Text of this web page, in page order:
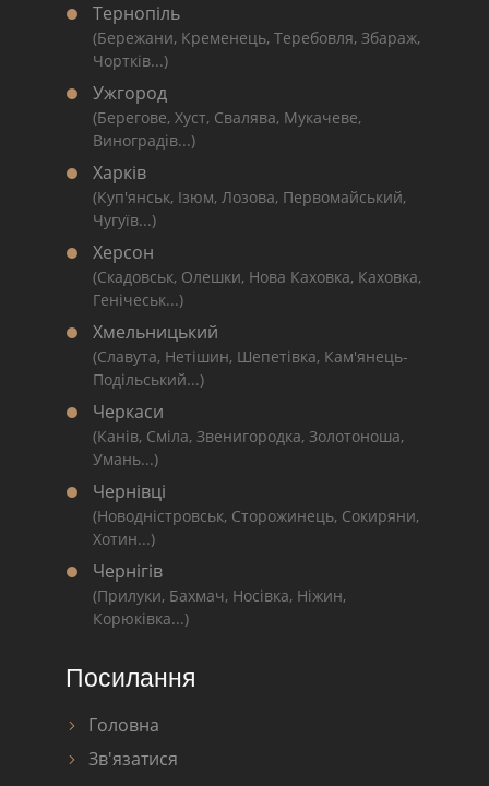
Тернопіль
(Бережани, Кременець, Теребовля, Збараж,
Чортків...)
Ужгород
(Берегове, Хуст, Свалява, Мукачеве,
Виноградів...)
Харків
(Куп'янськ, Ізюм, Лозова, Первомайський,
Чугуїв...)
Херсон
(Скадовськ, Олешки, Нова Каховка, Каховка,
Генічеськ...)
Хмельницький
(Славута, Нетішин, Шепетівка, Кам'янець-
Подільський...)
Черкаси
(Канів, Сміла, Звенигородка, Золотоноша,
Умань...)
Чернівці
(Новодністровськ, Сторожинець, Сокиряни,
Хотин...)
Чернігів
(Прилуки, Бахмач, Носівка, Ніжин,
Корюківка...)
Посилання
Головна
Зв'язатися